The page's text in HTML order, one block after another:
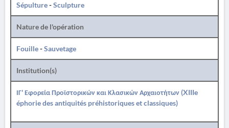
Sépulture-Sculpture
Nature de l'opération
Fouille-Sauvetage
Institution(s)
ΙΓ' Εφορεία Προϊστορικών και Κλασικών Αρχαιοτήτων (XIIIe
éphorie des antiquités préhistoriques et classiques)